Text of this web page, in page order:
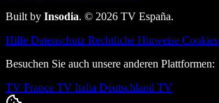
Built by Insodia. © 2026 TV España.
Hilfe Datenschutz Rechtliche Hinweise Cookies
Besuchen Sie auch unsere anderen Plattformen:
TV France TV Italia Deutschland TV